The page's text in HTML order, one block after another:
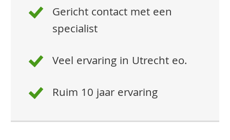
Gericht contact met een
specialist
Veel ervaring in Utrecht eo.
Ruim 10 jaar ervaring